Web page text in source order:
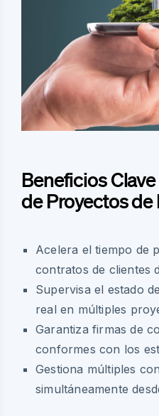
Beneficios
de Proyectos
Acelera el tiempo de
contratos de clientes
Supervisa el estado
real en múltiples
Garantiza firmas de
conformes con los
Gestiona múltiples
simultáneamente